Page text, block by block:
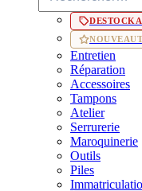
Entretien
Réparation
Accessoires
Tampons
Atelier
Serrurerie
Maroquinerie
Outils
Piles